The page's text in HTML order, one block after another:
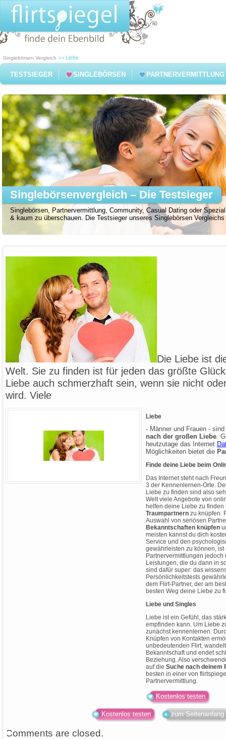
Singlebörsen Vergleich >> Liebe
TESTSIEGER SINGLEBÖRSEN PARTNERVERMITTLUNG
Singlebörsen, Partnervermittlung, Community, Casual Dating oder
& kaum zu überschauen. Die Testsieger unseres Singlebörsen
Singlebörsenvergleich – Die Testsieger
Die Liebe ist
Welt. Sie zu finden ist für jeden das größte
Liebe auch schmerzhaft sein, wenn sie nicht
wird. Viele
Liebe
- Männer und Frauen -
nach der großen Liebe .
heutzutage das Internet
Möglichkeiten bietet die
Finde deine Liebe beim
Das Internet steht nach
3 der Kennenlernen-Orte.
Liebe zu finden sind also
Welt viele Angebote von
helfen deine Liebe zu
Traumpartnern zu knüpfen.
Auswahl von seriösen
Bekanntschaften knüpfen
meisten kannst du dich
Service und den
gewährleisten zu können, ist
Partnervermittlungen
Leistungen, die du dann in
sind dafür super: das
Persönlichkeitstests
dem Flirt-Partner, der am
besten Weg deine Liebe zu
Liebe und Singles
Liebe ist ein Gefühl, das
empfinden kann. Um Liebe
zunächst kennenlernen.
Knüpfen von Kontakten
unbedeutenden Flirt,
Bekanntschaft und endet
Beziehung. Also
auf die Suche nach deinem
besten in einer von
Partnervermittlung.
Kostenlos testen
Kostenlos testen zum Seitenanfang
Comments are closed.